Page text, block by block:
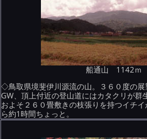
船通山 1142ｍ
◇鳥取県境斐伊川源流の山。３６０度の
GW、頂上付近の登山道にはカタクリが群
およそ２６０畳敷きの枝張りを持つイチ
ら約1時間ちょっと。